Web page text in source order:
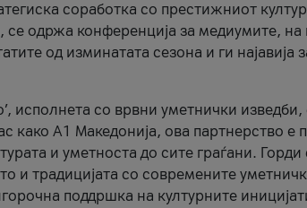
соработка со престижниот
одржа конференција за медиумите, на
од изминатата сезона и ги најавија
исполнета со врвни уметнички
како A1 Македонија, ова партнерство е
и уметноста до сите граѓани.
и традицијата со современите
поддршка на културните